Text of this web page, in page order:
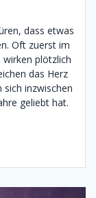
dass etwas
Oft zuerst im
wirken plötzlich
das Herz
inzwischen
geliebt hat.